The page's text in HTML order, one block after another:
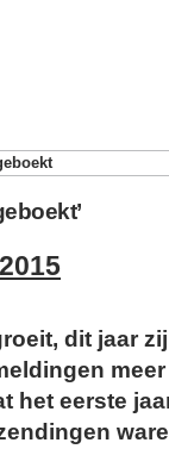
dit jaar
het eerste